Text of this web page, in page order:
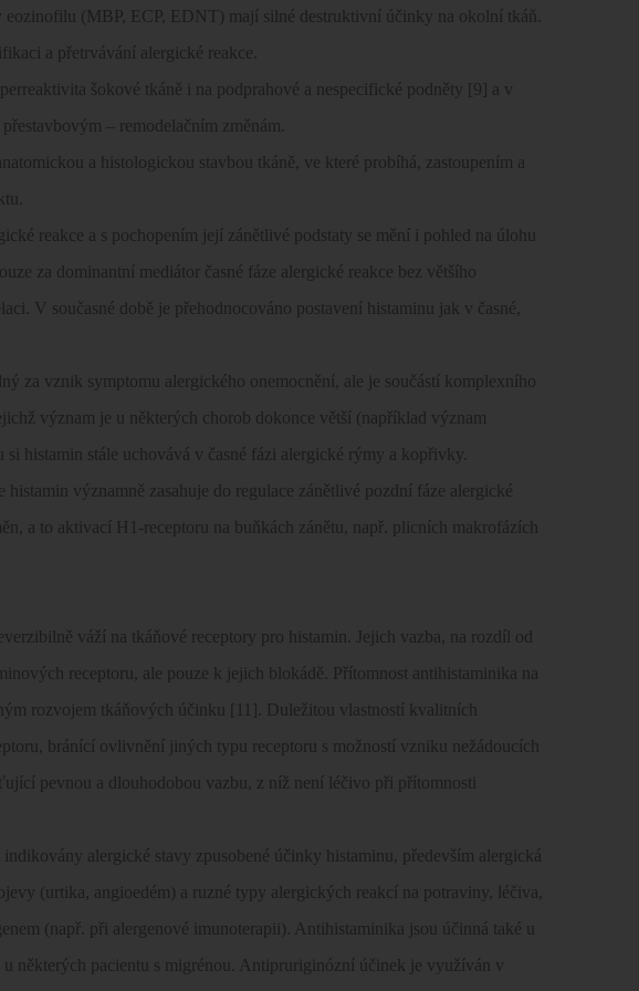
(MBP, ECP, EDNT) mají silné destruktivní účinky na okolní tkáň.
a přetrvávání alergické reakce.
šokové tkáně i na podprahové a nespecifické podněty [9] a v
– remodelačním změnám.
a histologickou stavbou tkáně, ve které probíhá, zastoupením a
reakce a s pochopením její zánětlivé podstaty se mění i pohled na úlohu
za dominantní mediátor časné fáze alergické reakce bez většího
V současné době je přehodnocováno postavení histaminu jak v časné,
za vznik symptomu alergického onemocnění, ale je součástí komplexního
význam je u některých chorob dokonce větší (například význam
histamin stále uchovává v časné fázi alergické rýmy a kopřivky.
významně zasahuje do regulace zánětlivé pozdní fáze alergické
a to aktivací H1-receptoru na buňkách zánětu, např. plicních makrofázích
váží na tkáňové receptory pro histamin. Jejich vazba, na rozdíl od
receptoru, ale pouze k jejich blokádě. Přítomnost antihistaminika na
rozvojem tkáňových účinku [11]. Duležitou vlastností kvalitních
bránící ovlivnění jiných typu receptoru s možností vzniku nežádoucích
pevnou a dlouhodobou vazbu, z níž není léčivo při přítomnosti
alergické stavy zpusobené účinky histaminu, především alergická
(urtika, angioedém) a ruzné typy alergických reakcí na potraviny, léčiva,
(např. při alergenové imunoterapii). Antihistaminika jsou účinná také u
některých pacientu s migrénou. Antipruriginózní účinek je využíván v